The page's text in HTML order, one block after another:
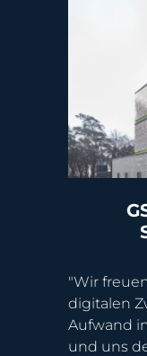
GSI
"Wir freuen uns,
digitalen
Aufwand im IT-
und uns